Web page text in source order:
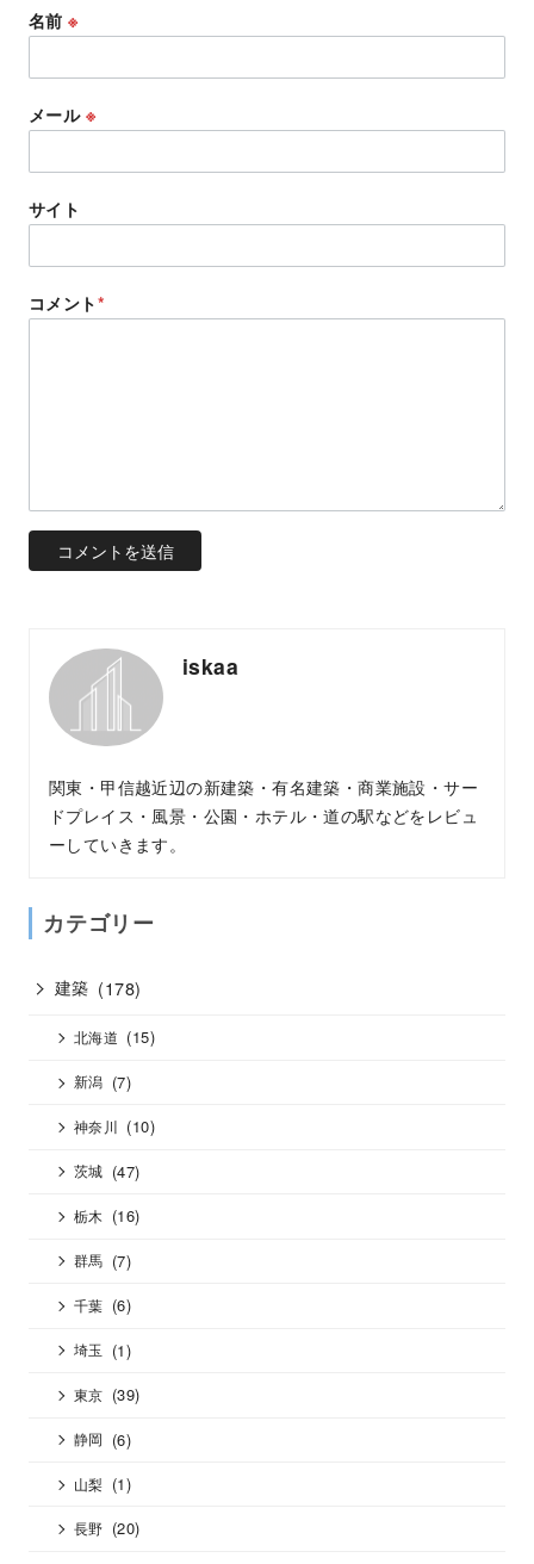
名前※
メール ※
サイト
コメント*
iskaa
関東・甲信越近辺の新建築・有名建築・商業施設・サー
ドプレイス・風景・公園・ホテル・道の駅などをレビュ
ーしていきます。
カテゴリー
建築 (178)
北海道 (15)
新潟 (7)
神奈川 (10)
茨城 (47)
栃木 (16)
群馬 (7)
千葉 (6)
埼玉 (1)
東京 (39)
静岡 (6)
山梨 (1)
長野 (20)